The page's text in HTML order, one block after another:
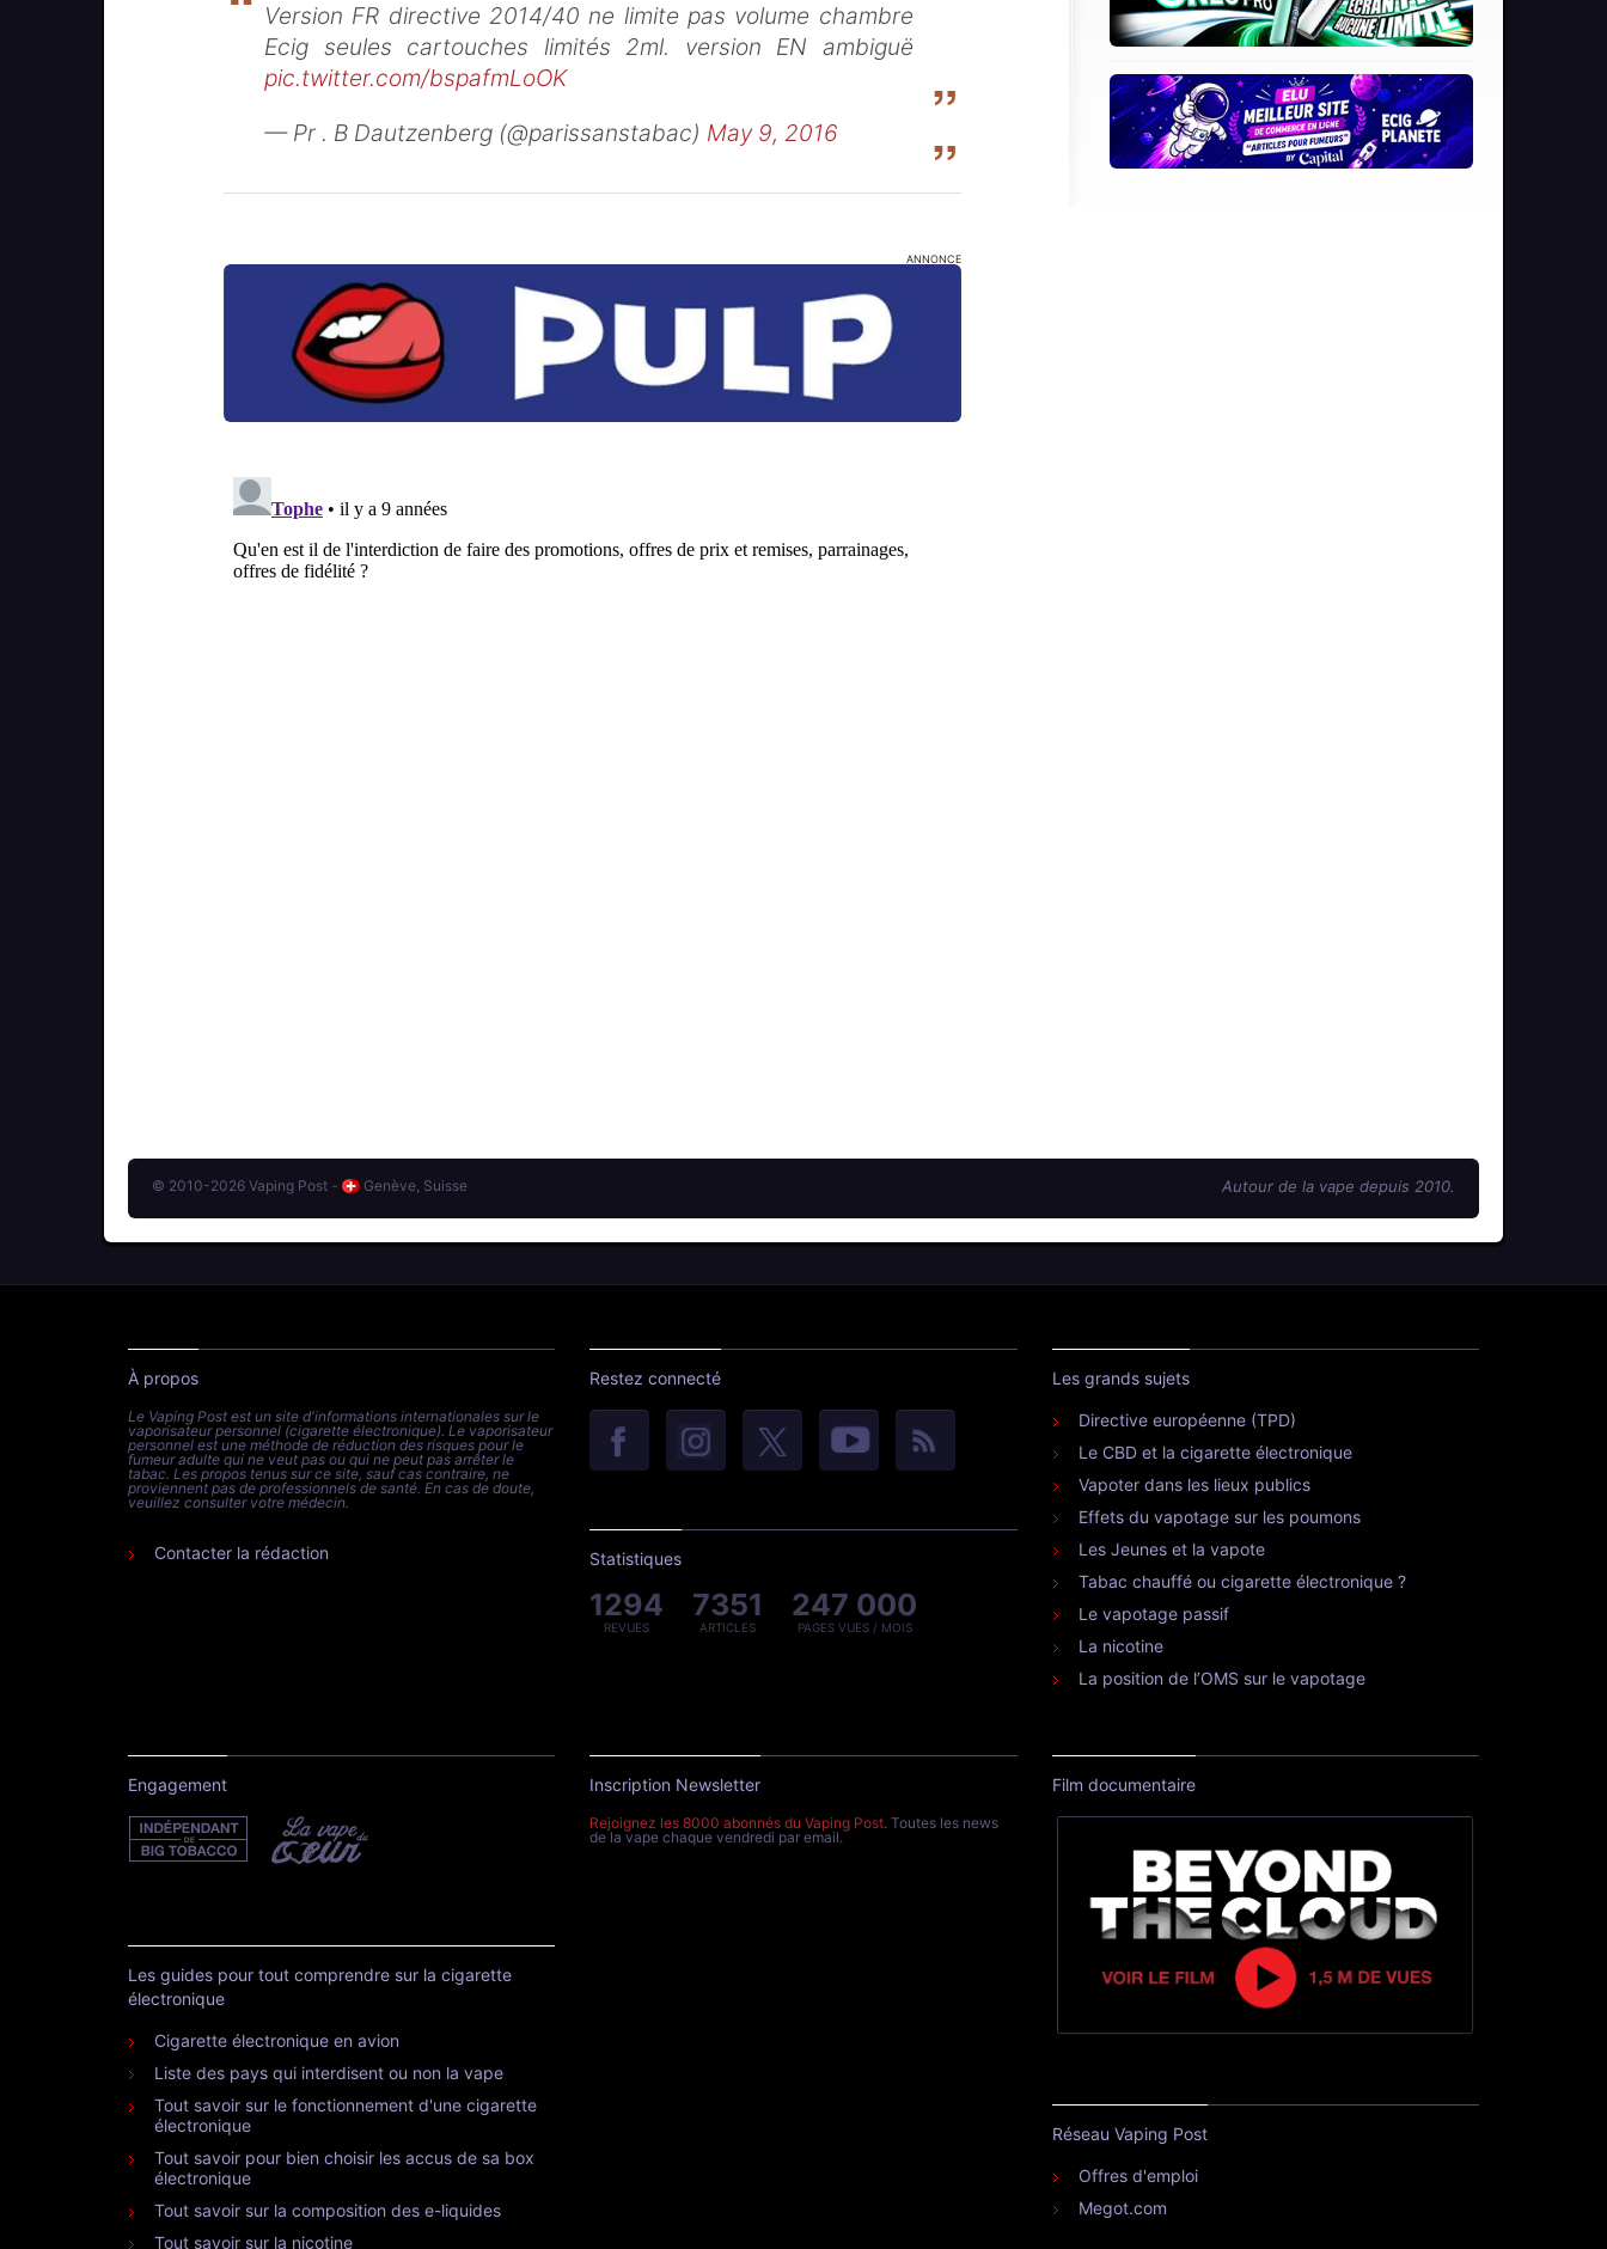
Version FR directive 2014/40 ne limite pas volume chambre
Ecig seules cartouches limités 2ml. version EN ambiguë
pic.twitter.com/bspafmLoOK
— Pr . B Dautzenberg (@parissanstabac) May 9, 2016
ANNONCE
© 2010-2026 Vaping Post - Genève, Suisse Autour de la vape depuis 2010.
À propos
Le Vaping Post est un site d'informations internationales sur le
vaporisateur personnel (cigarette électronique). Le vaporisateur
personnel est une méthode de réduction des risques pour le
fumeur adulte qui ne veut pas ou qui ne peut pas arrêter le
tabac. Les propos tenus sur ce site, sauf cas contraire, ne
proviennent pas de professionnels de santé. En cas de doute,
veuillez consulter votre médecin.
Contacter la rédaction
Restez connecté
Statistiques
1294
REVUES
7351
ARTICLES
247 000
PAGES VUES / MOIS
Les grands sujets
Directive européenne (TPD)
Le CBD et la cigarette électronique
Vapoter dans les lieux publics
Effets du vapotage sur les poumons
Les Jeunes et la vapote
Tabac chauffé ou cigarette électronique ?
Le vapotage passif
La nicotine
La position de l’OMS sur le vapotage
Engagement
Les guides pour tout comprendre sur la cigarette
électronique
Cigarette électronique en avion
Liste des pays qui interdisent ou non la vape
Tout savoir sur le fonctionnement d'une cigarette
électronique
Tout savoir pour bien choisir les accus de sa box
électronique
Tout savoir sur la composition des e-liquides
Tout savoir sur la nicotine
Inscription Newsletter
Rejoignez les 8000 abonnés du Vaping Post. Toutes les news
de la vape chaque vendredi par email.
Film documentaire
Réseau Vaping Post
Offres d'emploi
Megot.com